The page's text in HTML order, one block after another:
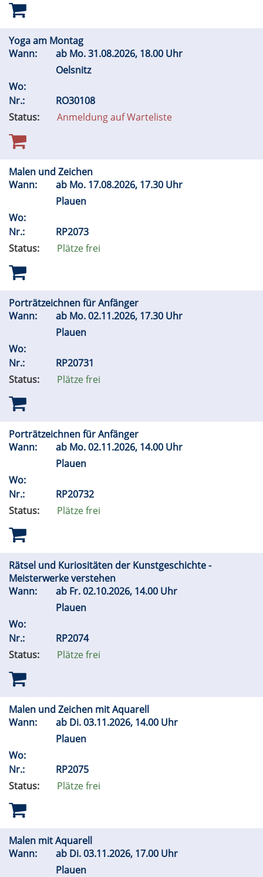
Yoga am Montag
Wann:
ab Mo.31.08.2026, 18.00 Uhr
Oelsnitz
Wo:
Nr.:
RO30108
Status:
Anmeldung auf Warteliste
Malen und Zeichen
Wann:
ab Mo. 17.08.2026, 17.30 Uhr
Plauen
Wo:
Nr.:
RP2073
Status:
Plätze frei
Porträtzeichnen für Anfänger
Wann:
ab Mo.02.11.2026, 17.30 Uhr
Plauen
Wo:
Nr.:
RP20731
Status:
Plätze frei
Porträtzeichnen für Anfänger
Wann:
ab Mo.02.11.2026, 14.00 Uhr
Plauen
Wo:
Nr.:
RP20732
Status:
Plätze frei
Rätsel und Kuriositäten der Kunstgeschichte -
Meisterwerke verstehen
Wann:
ab Fr.02.10.2026, 14.00 Uhr
Plauen
Wo:
Nr.:
RP2074
Status:
Plätze frei
Malen und Zeichen mit Aquarell
Wann:
ab Di.03.11.2026, 14.00 Uhr
Plauen
Wo:
Nr.:
RP2075
Status:
Plätze frei
Malen mit Aquarell
Wann:
ab Di.03.11.2026, 17.00 Uhr
Plauen